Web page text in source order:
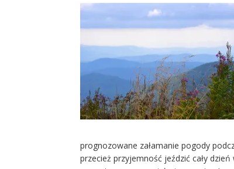
prognozowane załamanie pogody
przecież przyjemność jeździć cały